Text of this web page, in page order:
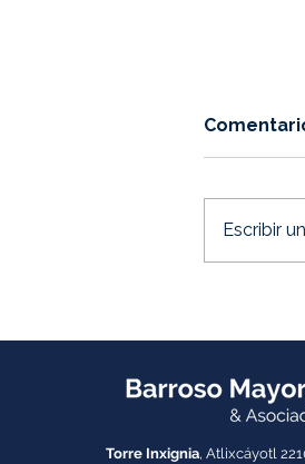
Escribir
Torre Inxignia, Atlixcáyotl